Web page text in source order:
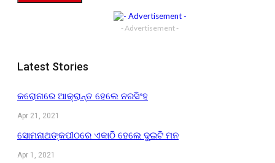
- Advertisement -
Latest Stories
କରୋନାରେ ଆକ୍ରାନ୍ତ ହେଲେ ନରସିଂହ
Apr 21, 2021
ସୋମନାଥଙ୍କପୀଠରେ ଏକାଠି ହେଲେ ଦୁଇଟି ମନ
Apr 1, 2021